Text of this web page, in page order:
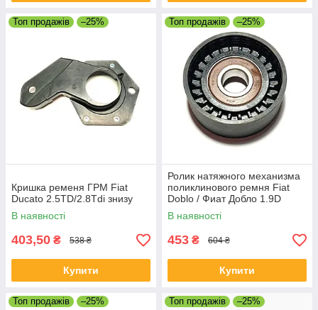
Топ продажів –25%
Кришка ременя ГРМ Fiat
Ducato 2.5TD/2.8Tdi знизу
В наявності
403,50 ₴ 538 ₴
Купити
Топ продажів –25%
Ролик натяжного механизма
поликлинового ремня Fiat
Doblo / Фиат Добло 1.9D
17x65x29
В наявності
453 ₴ 604 ₴
Купити
Топ продажів –25% Топ продажів –25%